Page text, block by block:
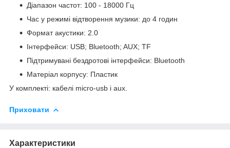
Діапазон частот: 100 - 18000 Гц
Час у режимі відтворення музики: до 4 годин
Формат акустики: 2.0
Інтерфейси: USB; Bluetooth; AUX; TF
Підтримувані бездротові інтерфейси: Bluetooth
Матеріал корпусу: Пластик
У комплекті: кабелі micro-usb і aux.
Приховати
Характеристики